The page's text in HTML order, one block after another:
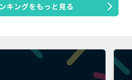
キングをもっと見る